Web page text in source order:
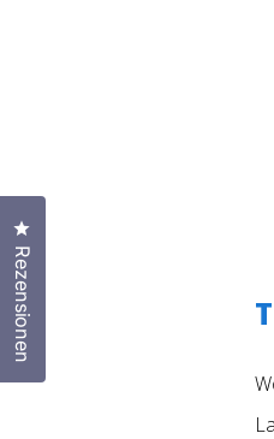
Rezensionen
Klicken Sie, um den